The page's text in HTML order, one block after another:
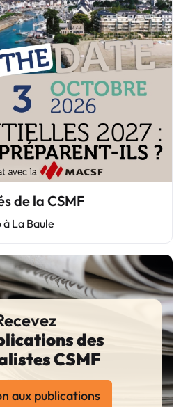
de la CSMF
La Baule
des
CSMF
aux publications